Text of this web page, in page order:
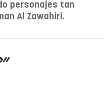
personajes tan
Al Zawahiri.